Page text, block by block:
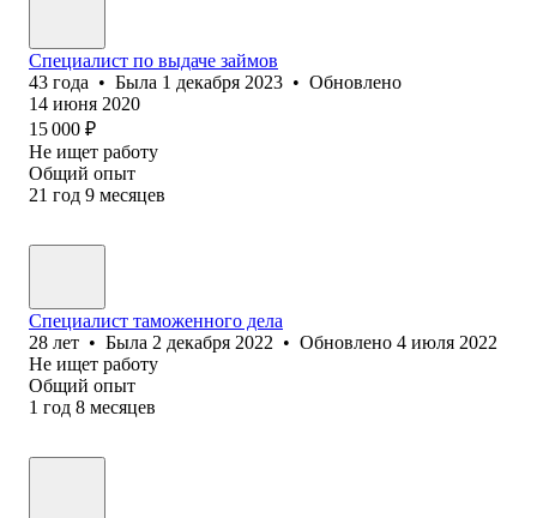
Специалист по выдаче займов
43 года • Была 1 декабря 2023 • Обновлено
14 июня 2020
15 000 ₽
Не ищет работу
Общий опыт
21 год 9 месяцев
Специалист таможенного дела
28 лет • Была 2 декабря 2022 • Обновлено 4 июля 2022
Не ищет работу
Общий опыт
1 год 8 месяцев